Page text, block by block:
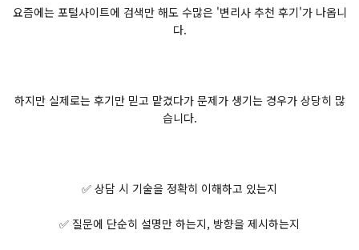
요즘에는 포털사이트에 검색만 해도 수많은 '변리사 추천 후기'가 나옵니
다.
하지만 실제로는 후기만 믿고 맡겼다가 문제가 생기는 경우가 상당히 많
습니다.
✅ 상담 시 기술을 정확히 이해하고 있는지
✅ 질문에 단순히 설명만 하는지, 방향을 제시하는지